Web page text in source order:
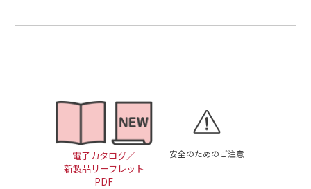
電子カタログ／
新製品リーフレット
PDF
安全のためのご注意